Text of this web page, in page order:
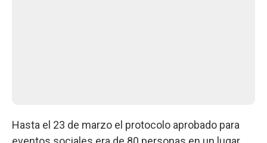
Hasta el 23 de marzo el protocolo aprobado para